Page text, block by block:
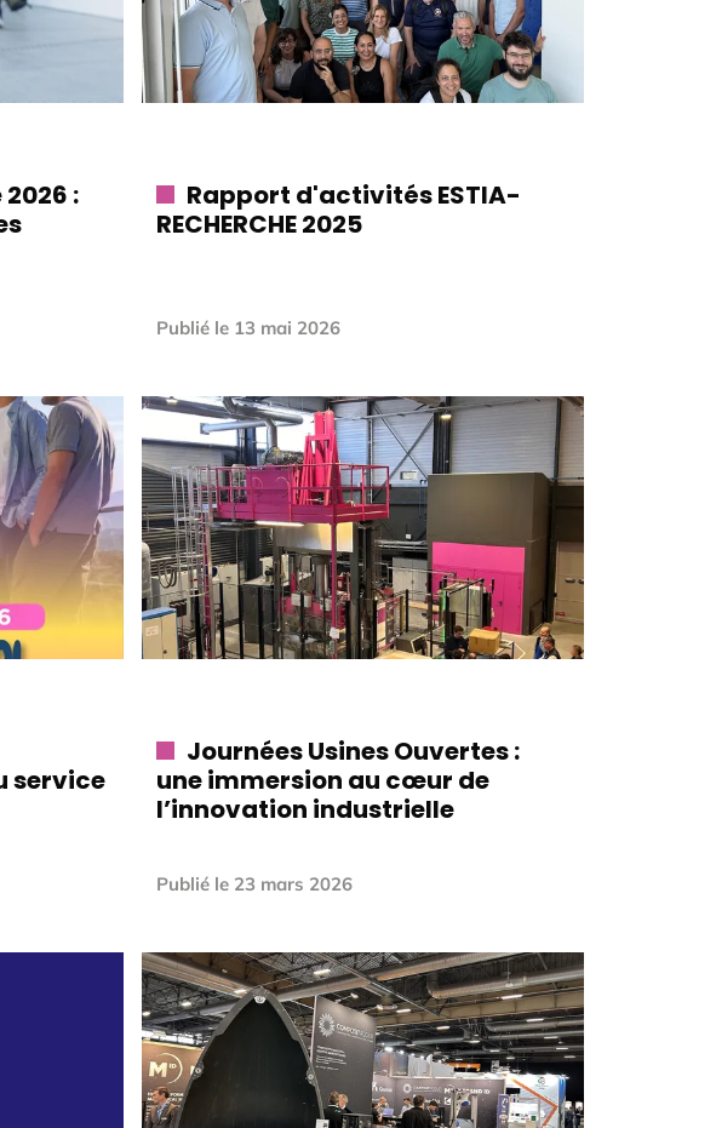
:
Rapport d'activités ESTIA-
RECHERCHE 2025
Publié le 13 mai 2026
service
Journées Usines Ouvertes :
une immersion au cœur de
l’innovation industrielle
Publié le 23 mars 2026